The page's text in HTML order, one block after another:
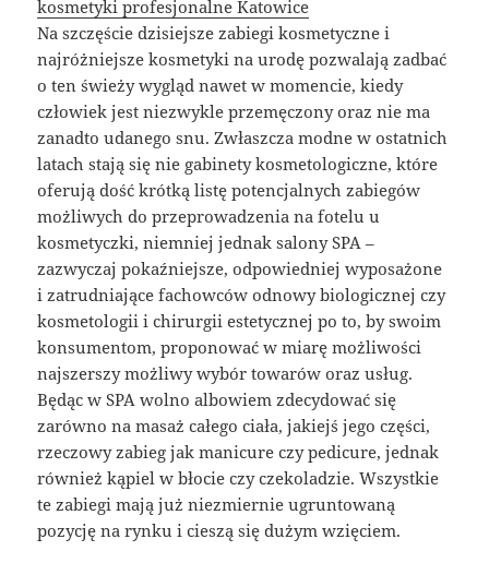
kosmetyki profesjonalne Katowice
Na szczęście dzisiejsze zabiegi kosmetyczne i
najróżniejsze kosmetyki na urodę pozwalają zadbać
o ten świeży wygląd nawet w momencie, kiedy
człowiek jest niezwykle przemęczony oraz nie ma
zanadto udanego snu. Zwłaszcza modne w ostatnich
latach stają się nie gabinety kosmetologiczne, które
oferują dość krótką listę potencjalnych zabiegów
możliwych do przeprowadzenia na fotelu u
kosmetyczki, niemniej jednak salony SPA –
zazwyczaj pokaźniejsze, odpowiedniej wyposażone
i zatrudniające fachowców odnowy biologicznej czy
kosmetologii i chirurgii estetycznej po to, by swoim
konsumentom, proponować w miarę możliwości
najszerszy możliwy wybór towarów oraz usług.
Będąc w SPA wolno albowiem zdecydować się
zarówno na masaż całego ciała, jakiejś jego części,
rzeczowy zabieg jak manicure czy pedicure, jednak
również kąpiel w błocie czy czekoladzie. Wszystkie
te zabiegi mają już niezmiernie ugruntowaną
pozycję na rynku i cieszą się dużym wzięciem.